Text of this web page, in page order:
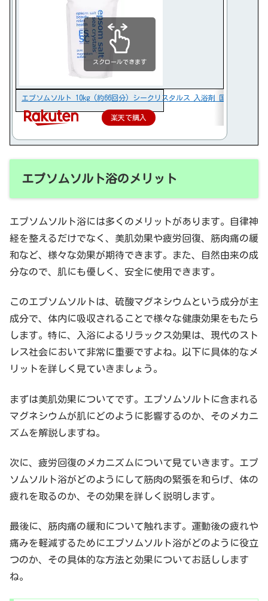
エプソムソルト 10kg (約66回分) シークリスタルス 入浴剤 国産 無香料
楽天で購入
スクロールできます
エプソムソルト浴のメリット
エプソムソルト浴には多くのメリットがあります。自律神
経を整えるだけでなく、美肌効果や疲労回復、筋肉痛の緩
和など、様々な効果が期待できます。また、自然由来の成
分なので、肌にも優しく、安全に使用できます。
このエプソムソルトは、硫酸マグネシウムという成分が主
成分で、体内に吸収されることで様々な健康効果をもたら
します。特に、入浴によるリラックス効果は、現代のスト
レス社会において非常に重要ですよね。以下に具体的なメ
リットを詳しく見ていきましょう。
まずは美肌効果についてです。エプソムソルトに含まれる
マグネシウムが肌にどのように影響するのか、そのメカニ
ズムを解説しますね。
次に、疲労回復のメカニズムについて見ていきます。エプ
ソムソルト浴がどのようにして筋肉の緊張を和らげ、体の
疲れを取るのか、その効果を詳しく説明します。
最後に、筋肉痛の緩和について触れます。運動後の疲れや
痛みを軽減するためにエプソムソルト浴がどのように役立
つのか、その具体的な方法と効果についてお話しします
ね。